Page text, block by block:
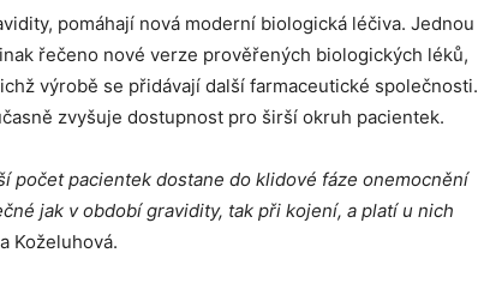
pomáhají nová moderní biologická léčiva. Jednou
řečeno nové verze prověřených biologických léků,
výrobě se přidávají další farmaceutické společnosti.
zvyšuje dostupnost pro širší okruh pacientek.
počet pacientek dostane do klidové fáze onemocnění
jak v období gravidity, tak při kojení, a platí u nich
Koželuhová.